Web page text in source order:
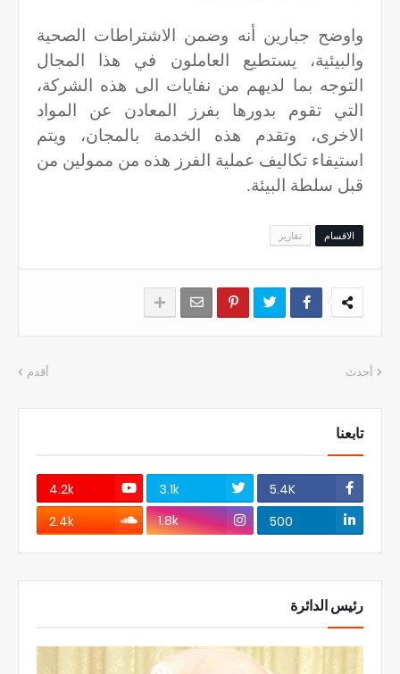
واوضح جبارين أنه وضمن الاشتراطات الصحية
والبيئية، يستطيع العاملون في هذا المجال
التوجه بما لديهم من نفايات الى هذه الشركة،
التي تقوم بدورها بفرز المعادن عن المواد
الاخرى، وتقدم هذه الخدمة بالمجان، ويتم
استيفاء تكاليف عملية الفرز هذه من ممولين من
قبل سلطة البيئة.
الاقسام تقارير
أحدث أقدم
تابعنا
5.4K
3.1k
4.2k
500
1.8k
2.4k
رئيس الدائرة